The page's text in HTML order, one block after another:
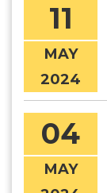
11
MAY
2024
04
MAY